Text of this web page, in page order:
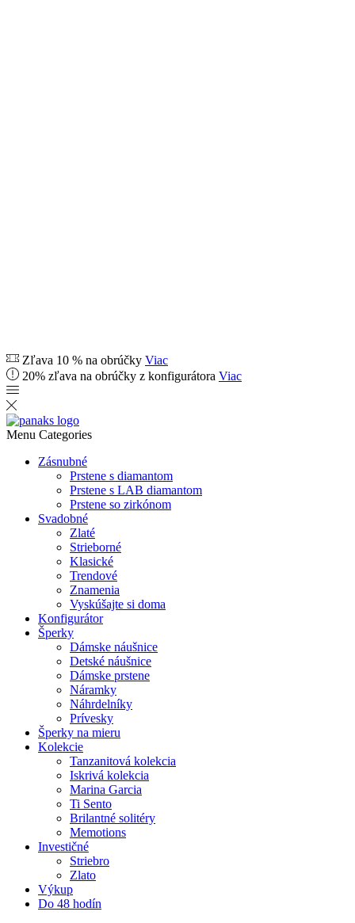
Zľava 10 % na obrúčky Viac
20% zľava na obrúčky z konfigurátora Viac
Menu Categories
Zásnubné
Prstene s diamantom
Prstene s LAB diamantom
Prstene so zirkónom
Svadobné
Zlaté
Strieborné
Klasické
Trendové
Znamenia
Vyskúšajte si doma
Konfigurátor
Šperky
Dámske náušnice
Detské náušnice
Dámske prstene
Náramky
Náhrdelníky
Prívesky
Šperky na mieru
Kolekcie
Tanzanitová kolekcia
Iskrivá kolekcia
Marina Garcia
Ti Sento
Brilantné solitéry
Memotions
Investičné
Striebro
Zlato
Výkup
Do 48 hodín